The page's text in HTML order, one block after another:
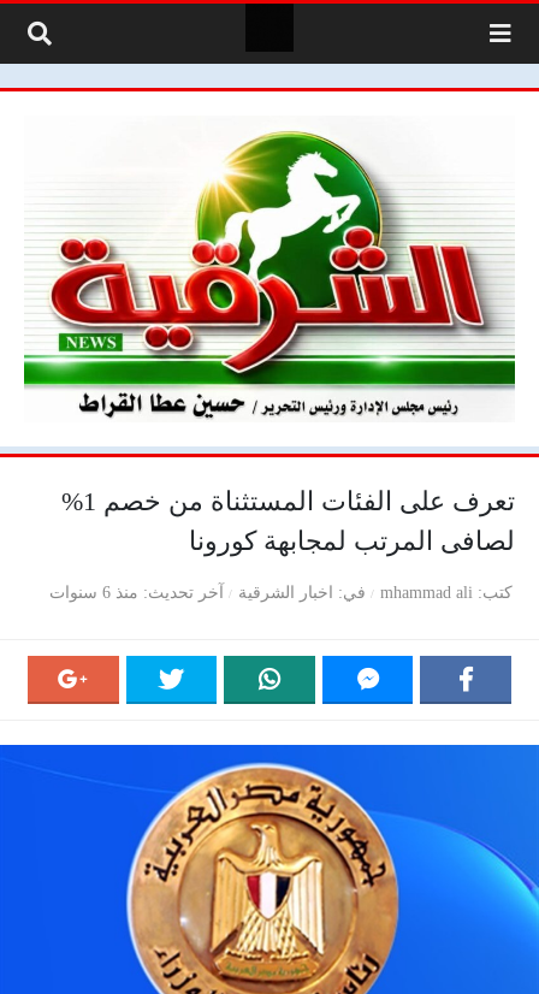
تعرف على الفئات المستثناة من خصم 1%
لصافى المرتب لمجابهة كورونا
كتب mhammad ali في اخبار الشرقية آخر تحديث منذ 6 سنوات